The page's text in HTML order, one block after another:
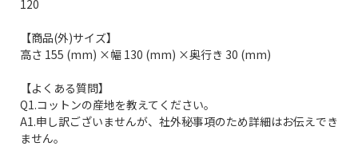
120
【商品(外)サイズ】
高さ 155 (mm) ×幅 130 (mm) ×奥行き 30 (mm)
【よくある質問】
Q1.コットンの産地を教えてください。
A1.申し訳ございませんが、社外秘事項のため詳細はお伝えでき
ません。